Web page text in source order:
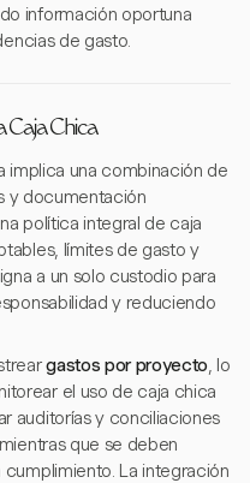
información oportuna
de gasto.
Caja Chica
implica una combinación de
y documentación
política integral de caja
límites de gasto y
a un solo custodio para
y reduciendo
gastos por proyecto, lo
el uso de caja chica
auditorías y conciliaciones
que se deben
La integración